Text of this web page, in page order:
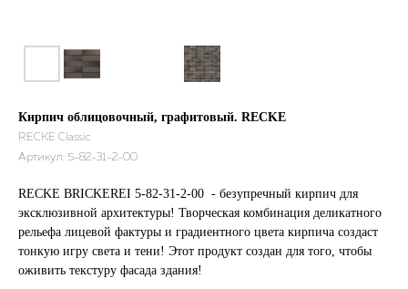
Кирпич облицовочный, графитовый. RECKE
RECKE Classic
Артикул: 5-82-31-2-00
RECKE BRICKEREI 5-82-31-2-00 - безупречный кирпич для
эксклюзивной архитектуры! Творческая комбинация деликатного
рельефа лицевой фактуры и градиентного цвета кирпича создаст
тонкую игру света и тени! Этот продукт создан для того, чтобы
оживить текстуру фасада здания!